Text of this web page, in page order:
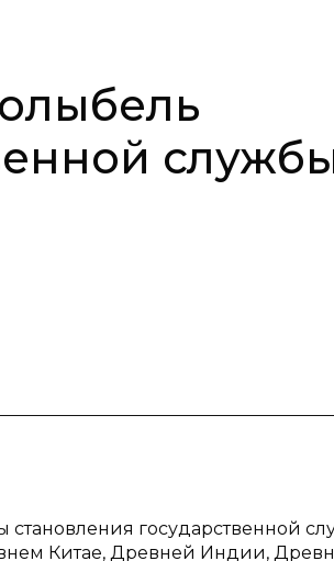
становления государственной
Китае, Древней Индии,